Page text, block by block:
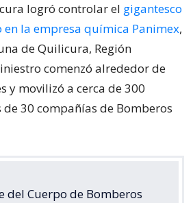
logró controlar el gigantesco
la empresa química Panimex,
de Quilicura, Región
comenzó alrededor de
y movilizó a cerca de 300
30 compañías de Bomberos
del Cuerpo de Bomberos